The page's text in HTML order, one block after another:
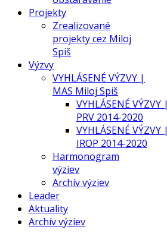
Projekty
Zrealizované
projekty cez Miloj
Spiš
Výzvy
VYHLÁSENÉ VÝZVY |
MAS Miloj Spiš
VYHLÁSENÉ VÝZVY |
PRV 2014-2020
VYHLÁSENÉ VÝZVY |
IROP 2014-2020
Harmonogram
výziev
Archív výziev
Leader
Aktuality
Archív výziev